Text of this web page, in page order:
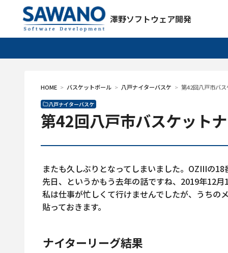
澤野ソフトウェア開発
HOME バスケットボール 八戸ナイターバスケ 第42回八戸市バ
八戸ナイターバスケ
第42回八戸市バスケット
またも久しぶりとなってしまいました。OZIIIの18
先日、というかもう去年の話ですね、2019年12
私は仕事が忙しくて行けませんでしたが、うちの
貼っておきます。
ナイターリーグ結果